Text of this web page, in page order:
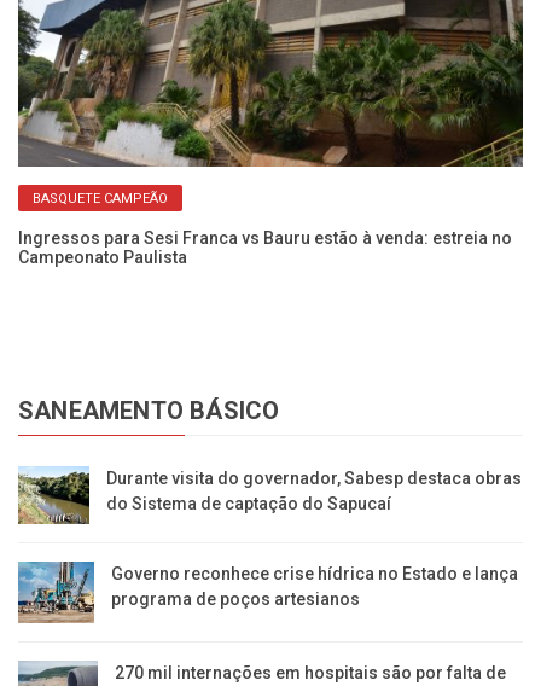
BASQUETE CAMPEÃO
Ingressos para Sesi Franca vs Bauru estão à venda: estreia no
Campeonato Paulista
SANEAMENTO BÁSICO
Durante visita do governador, Sabesp destaca obras
do Sistema de captação do Sapucaí
Governo reconhece crise hídrica no Estado e lança
programa de poços artesianos
270 mil internações em hospitais são por falta de